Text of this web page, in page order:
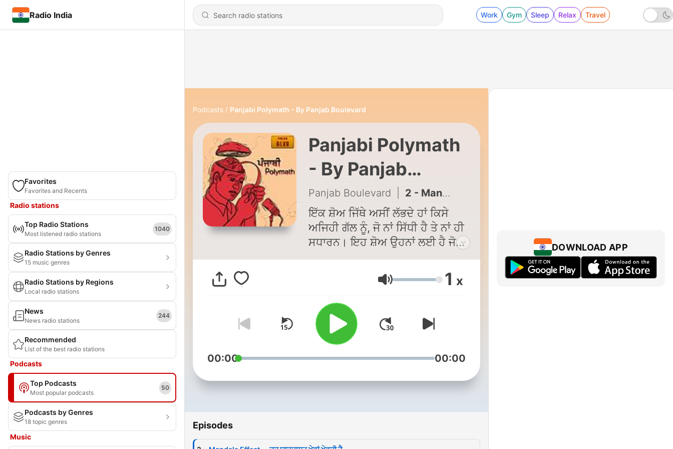
Radio India Work Gym Sleep Relax Travel
Favorites
Favorites and Recents
Radio stations
Top Radio Stations
Most listened radio stations
1040
Radio Stations by Genres
15 music genres
Radio Stations by Regions
Local radio stations
News
News radio stations
244
Recommended
List of the best radio stations
Podcasts
Top Podcasts
Most popular podcasts
50
Podcasts by Genres
18 topic genres
Music
Podcasts Panjabi Polymath - By Panjab Boulevard
Panjabi Polymath
- By Panjab
Boulevard
Panjab Boulevard 2 - Mandela Effect - ਜਦ ਯਾਦਦਾਸ਼ਤ ਖੇਡਾਂ ਖੇਡਦੀ ਹੈ
ਇੱਕ ਸ਼ੋਅ ਜਿੱਥੇ ਅਸੀਂ ਲੱਭਦੇ ਹਾਂ ਕਿਸੇ
ਅਜਿਹੀ ਗੱਲ ਨੂੰ, ਜੋ ਨਾਂ ਸਿੱਧੀ ਹੈ ਤੇ ਨਾਂ ਹੀ
ਸਧਾਰਨ। ਇਹ ਸ਼ੋਅ ਉਹਨਾਂ ਲਈ ਹੈ ਜੋ
ਸੋਚਦੇ ਹਨ — “ਇਹ ਗੱਲ ਮੈਂ ਪਹਿਲਾਂ ਕਿਉਂ
ਨਹੀਂ ਸੁਣੀ?” ਜਾਂ “ਇਹ ਤਾਂ ਬਹੁਤ ਹੀ
ਨਿਵੇਕਲੀ ਗੱਲ ਸੀ!” ਹਰ ਹਫ਼ਤਾ, ਸਿਰਫ਼
4–5 ਮਿੰਟਾਂ ਦੀ ਛੋਟੀ ਜਿਹੀ ਕਹਾਣੀ— ਕਦੇ
ਚਮਕਦਾਰ ਸਮੁੰਦਰਾਂ ਦੀ, ਕਦੇ ਕਿਸੇ ਭੁੱਲੀ
ਹੋਈ ਇਤਿਹਾਸਕ ਹਕੀਕਤ ਦੀ, ਕਦੇ ਕਿਸੇ
ਅਜੀਬ ਵਿਗਿਆਨਕ ਸੱਚਾਈ ਦੀ, ਜਾਂ ਕਦੇ
ਕਿਸੇ ਦਿਮਾਗ ਹਿਲਾ ਦੇਣ ਵਾਲੇ thought
ਜਿਹੇ curious ਹੋ, random facts
- PanjabBoulevard.com Links -
Volume 1 x
00:00 00:00
Episodes
DOWNLOAD APP